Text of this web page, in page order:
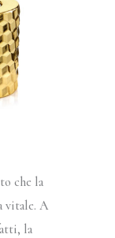
che la
vitale. A
la